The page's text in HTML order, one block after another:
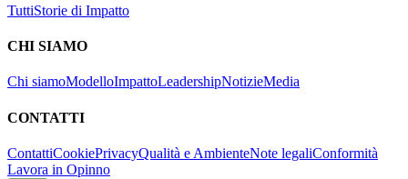
TuttiStorie di Impatto
CHI SIAMO
Chi siamoModelloImpattoLeadershipNotizieMedia
CONTATTI
ContattiCookiePrivacyQualità e AmbienteNote legaliConformità
Lavora in Opinno